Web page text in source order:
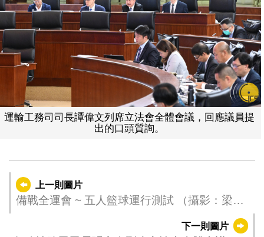
運輸工務司司長譚偉文列席立法會全體會議，回應議員提
出的口頭質詢。
上一則圖片
備戰全運會 ~ 五人籃球運行測試 （攝影：梁卓
下一則圖片